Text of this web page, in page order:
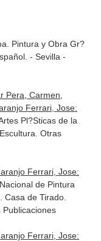
Pintura y Obra Gr?
- Sevilla -
Pera, Carmen,
Ferrari, Jose:
Pl?Sticas de la
Otras
Ferrari, Jose:
de Pintura
Casa de Tirado.
Publicaciones
Ferrari, Jose: